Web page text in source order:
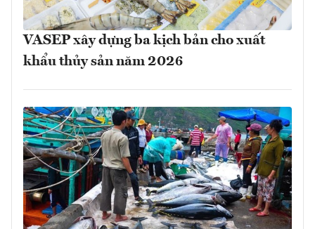
VASEP xây dựng ba kịch bản cho xuất
khẩu thủy sản năm 2026